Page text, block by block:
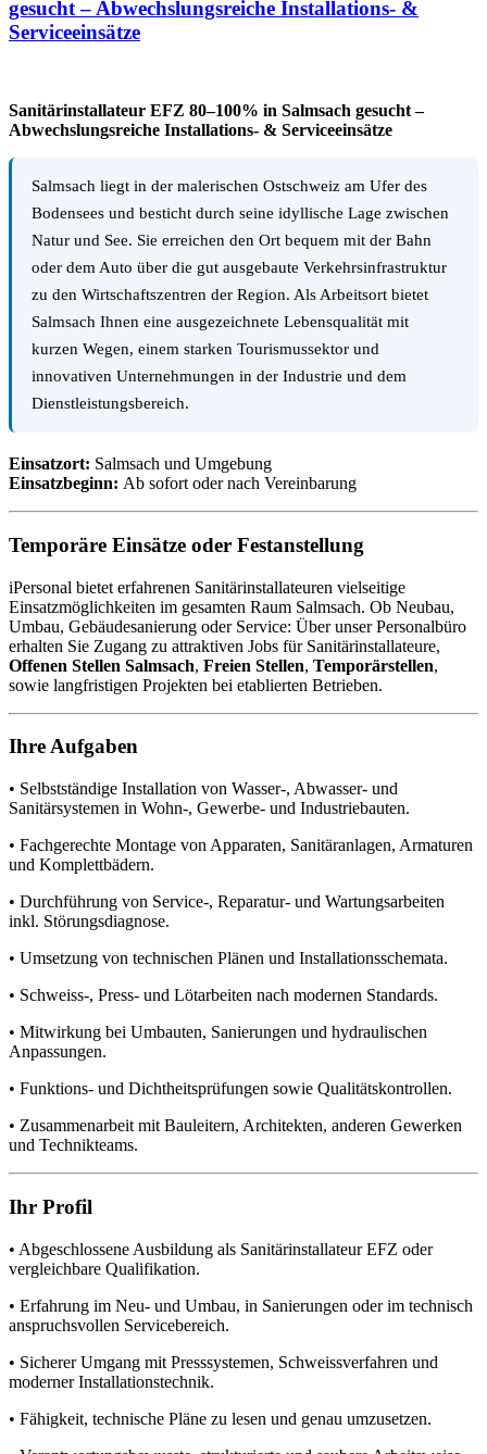
gesucht – Abwechslungsreiche Installations- &
Serviceeinsätze
Sanitärinstallateur EFZ 80–100% in Salmsach gesucht –
Abwechslungsreiche Installations- & Serviceeinsätze
Salmsach liegt in der malerischen Ostschweiz am Ufer des
Bodensees und besticht durch seine idyllische Lage zwischen
Natur und See. Sie erreichen den Ort bequem mit der Bahn
oder dem Auto über die gut ausgebaute Verkehrsinfrastruktur
zu den Wirtschaftszentren der Region. Als Arbeitsort bietet
Salmsach Ihnen eine ausgezeichnete Lebensqualität mit
kurzen Wegen, einem starken Tourismussektor und
innovativen Unternehmungen in der Industrie und dem
Dienstleistungsbereich.
Einsatzort: Salmsach und Umgebung
Einsatzbeginn: Ab sofort oder nach Vereinbarung
Temporäre Einsätze oder Festanstellung
iPersonal bietet erfahrenen Sanitärinstallateuren vielseitige
Einsatzmöglichkeiten im gesamten Raum Salmsach. Ob Neubau,
Umbau, Gebäudesanierung oder Service: Über unser Personalbüro
erhalten Sie Zugang zu attraktiven Jobs für Sanitärinstallateure,
Offenen Stellen Salmsach, Freien Stellen, Temporärstellen,
sowie langfristigen Projekten bei etablierten Betrieben.
Ihre Aufgaben
• Selbstständige Installation von Wasser-, Abwasser- und
Sanitärsystemen in Wohn-, Gewerbe- und Industriebauten.
• Fachgerechte Montage von Apparaten, Sanitäranlagen, Armaturen
und Komplettbädern.
• Durchführung von Service-, Reparatur- und Wartungsarbeiten
inkl. Störungsdiagnose.
• Umsetzung von technischen Plänen und Installationsschemata.
• Schweiss-, Press- und Lötarbeiten nach modernen Standards.
• Mitwirkung bei Umbauten, Sanierungen und hydraulischen
Anpassungen.
• Funktions- und Dichtheitsprüfungen sowie Qualitätskontrollen.
• Zusammenarbeit mit Bauleitern, Architekten, anderen Gewerken
und Technikteams.
Ihr Profil
• Abgeschlossene Ausbildung als Sanitärinstallateur EFZ oder
vergleichbare Qualifikation.
• Erfahrung im Neu- und Umbau, in Sanierungen oder im technisch
anspruchsvollen Servicebereich.
• Sicherer Umgang mit Presssystemen, Schweissverfahren und
moderner Installationstechnik.
• Fähigkeit, technische Pläne zu lesen und genau umzusetzen.